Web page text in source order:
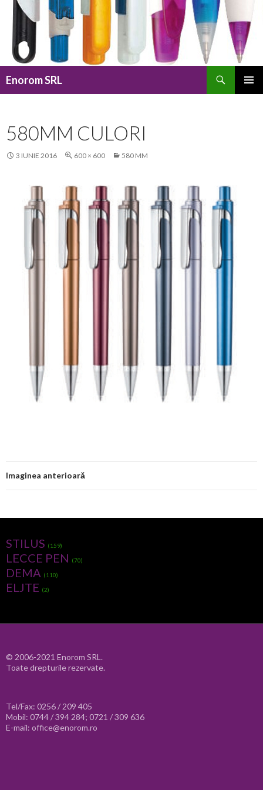
Enorom SRL
580MM CULORI
3 IUNIE 2016 600 × 600 580 MM
Imaginea anterioară
STILUS (159)
LECCE PEN (70)
DEMA (110)
ELJTE (2)
© 2006-2021 Enorom SRL.
Toate drepturile rezervate.
Tel/Fax: 0256 / 209 405
Mobil: 0744 / 394 284; 0721 / 309 636
E-mail: office@enorom.ro